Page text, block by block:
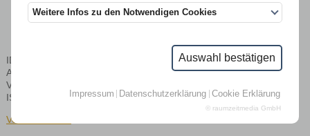
Weitere Infos zu den Notwendigen Cookies
Auswahl bestätigen
Impressum Datenschutzerklärung Cookie Erklärung
© raumzeitmedia GmbH
ID: 4
Autor: Lachauer, Ulla
Verlag: Rowohlt,
ISBN: 978-3-498-03926-4
Versandkosten